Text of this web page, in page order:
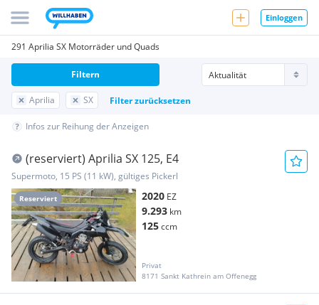
Einloggen
291 Aprilia SX Motorräder und Quads
Aprilia SX Filter zurücksetzen
Filtern
Infos zur Reihung der Anzeigen
Reserviert
(reserviert) Aprilia SX 125, E4
Supermoto, 15 PS (11 kW), gültiges Pickerl
2020 EZ
9.293 km
125ccm
Privat
8171 Sankt Kathrein am Offenegg